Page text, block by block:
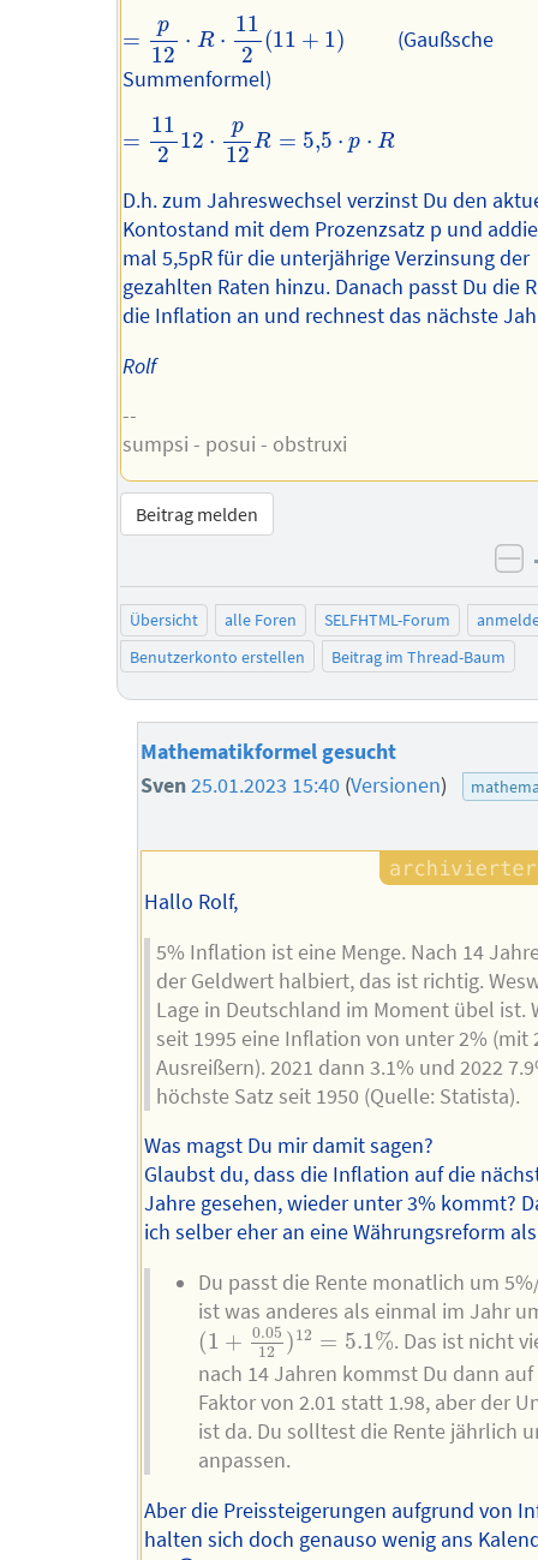
=
p
12
⋅ R ⋅
11
2
(11 + 1)
12⋅ 11
(Gaußsche
Summenformel)
=
11
2
12 ⋅
p
12
R = 5,5 ⋅ p ⋅ R
11212 R=
D.h. zum Jahreswechsel verzinst Du den
Kontostand mit dem Prozenzsatz p und
mal 5,5pR für die unterjährige Verzinsung der
gezahlten Raten hinzu. Danach passt Du die
die Inflation an und rechnest das nächste
Rolf
--
sumpsi - posui - obstruxi
Beitrag melden
Übersicht alle Foren SELFHTML-Forum
Benutzerkonto erstellen
Beitrag im Thread-Baum
Mathematikformel gesucht
Sven25.01.2023 15:40 (Versionen)
Hallo Rolf,
5% Inflation ist eine Menge. Nach 14
der Geldwert halbiert, das ist richtig.
Lage in Deutschland im Moment übel ist.
seit 1995 eine Inflation von unter 2% (mit
Ausreißern). 2021 dann 3.1% und 2022
höchste Satz seit 1950 (Quelle: Statista).
Was magst Du mir damit sagen?
Glaubst du, dass die Inflation auf die
Jahre gesehen, wieder unter 3% kommt?
ich selber eher an eine Währungsreform
Du passt die Rente monatlich um
ist was anderes als einmal im Jahr
(1 + 0.05
12
)12 = 5.1%
(1+ 0.0512)12 =5.1%
. Das ist nicht
nach 14 Jahren kommst Du dann
Faktor von 2.01 statt 1.98, aber der
ist da. Du solltest die Rente jährlich
anpassen.
Aber die Preissteigerungen aufgrund von
halten sich doch genauso wenig ans